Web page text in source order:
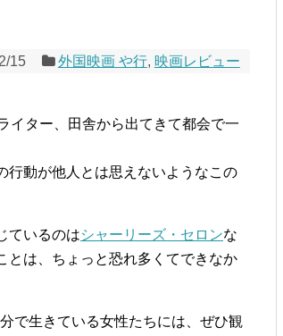
15 外国映画 や行, 映画レビュー
イター、田舎から出てきて都会で一
行動が他人とは思えないようなこの
ているのはシャーリーズ・セロンな
とは、ちょっと恐れ多くてできなか
で生きている女性たちには、ぜひ観